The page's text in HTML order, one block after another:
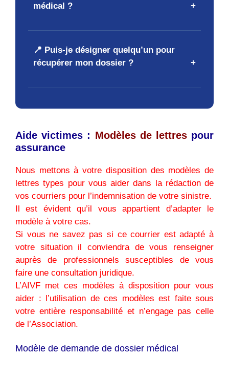
médical ?
📍 Puis-je désigner quelqu’un pour
récupérer mon dossier ?
Aide victimes : Modèles de lettrespour
assurance
Nous mettons à votre disposition des modèles de
lettres types pour vous aider dans la rédaction de
vos courriers pour l’indemnisation de votre sinistre.
Il est évident qu’il vous appartient d’adapter le
modèle à votre cas.
Si vous ne savez pas si ce courrier est adapté à
votre situation il conviendra de vous renseigner
auprès de professionnels susceptibles de vous
faire une consultation juridique.
L’AIVF met ces modèles à disposition pour vous
aider : l’utilisation de ces modèles est faite sous
votre entière responsabilité et n’engage pas celle
de l’Association.
Modèle de demande de dossier médical